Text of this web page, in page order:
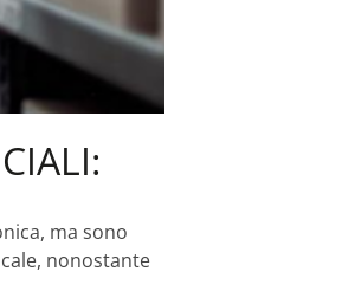
ma sono
nonostante